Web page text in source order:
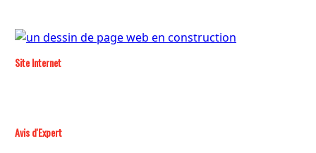
Site Internet
Avis d'Expert